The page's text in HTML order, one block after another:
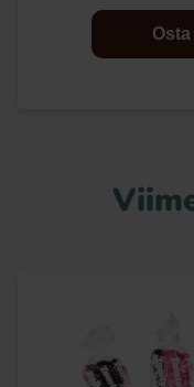
Osta